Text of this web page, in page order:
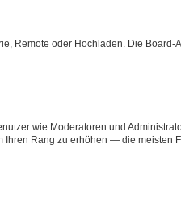
Remote oder Hochladen. Die
wie Moderatoren und
Rang zu erhöhen — die meisten